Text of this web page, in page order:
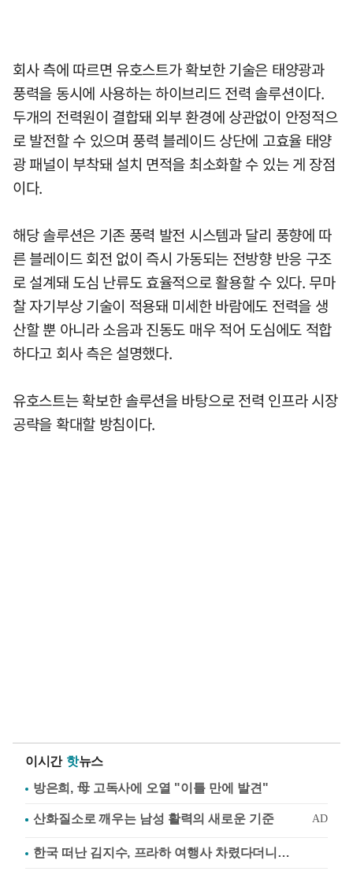
회사 측에 따르면 유호스트가 확보한 기술은 태양광과
풍력을 동시에 사용하는 하이브리드 전력 솔루션이다.
두개의 전력원이 결합돼 외부 환경에 상관없이 안정적으
로 발전할 수 있으며 풍력 블레이드 상단에 고효율 태양
광 패널이 부착돼 설치 면적을 최소화할 수 있는 게 장점
이다.
해당 솔루션은 기존 풍력 발전 시스템과 달리 풍향에 따
른 블레이드 회전 없이 즉시 가동되는 전방향 반응 구조
로 설계돼 도심 난류도 효율적으로 활용할 수 있다. 무마
찰 자기부상 기술이 적용돼 미세한 바람에도 전력을 생
산할 뿐 아니라 소음과 진동도 매우 적어 도심에도 적합
하다고 회사 측은 설명했다.
유호스트는 확보한 솔루션을 바탕으로 전력 인프라 시장
공략을 확대할 방침이다.
이시간 핫뉴스
방은희, 母 고독사에 오열 "이틀 만에 발견"
한국 떠난 김지수, 프라하 여행사 차렸다더니…